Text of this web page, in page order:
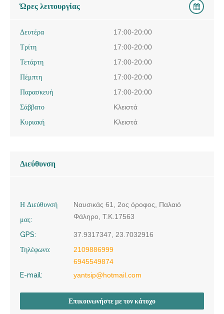
Ώρες λειτουργίας
Δευτέρα
17:00-20:00
Τρίτη
17:00-20:00
Τετάρτη
17:00-20:00
Πέμπτη
17:00-20:00
Παρασκευή
17:00-20:00
Σάββατο
Κλειστά
Κυριακή
Κλειστά
Διεύθυνση
Η Διεύθυνσή
μας:
Ναυσικάς 61, 2ος όροφος, Παλαιό
Φάληρο, Τ.Κ.17563
GPS:
37.9317347, 23.7032916
Τηλέφωνο:
2109886999
6945549874
E-mail:
yantsip@hotmail.com
Επικοινωνήστε με τον κάτοχο